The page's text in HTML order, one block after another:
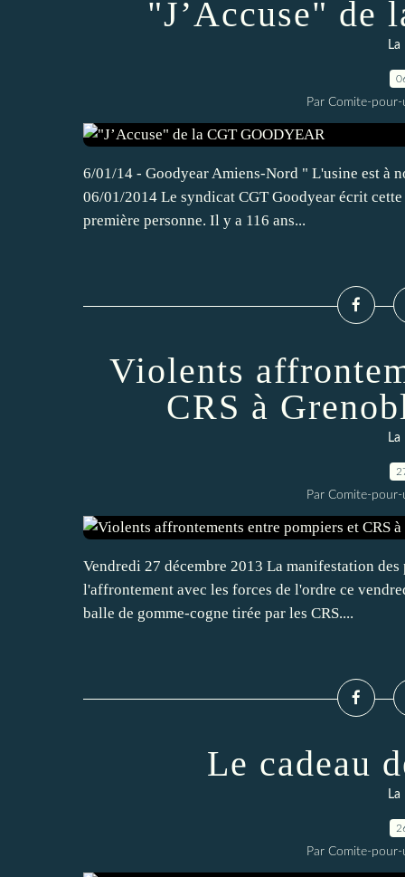
"J’Accuse" de
La
Par Comite-
6/01/14 - Goodyear Amiens-Nord " L'usine est à
06/01/2014 Le syndicat CGT Goodyear écrit
première personne. Il y a 116 ans...
Violents
CRS à
La
Par Comite-
Vendredi 27 décembre 2013 La manifestation
l'affrontement avec les forces de l'ordre ce
balle de gomme-cogne tirée par les CRS....
Le cadeau
La
Par Comite-